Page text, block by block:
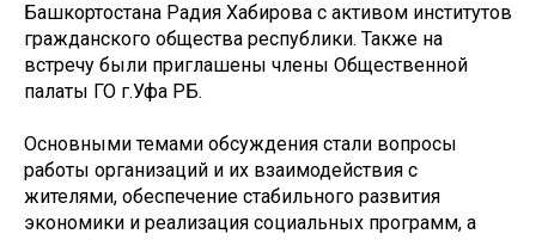
Башкортостана Радия Хабирова с активом институтов
гражданского общества республики. Также на
встречу были приглашены члены Общественной
палаты ГО г.Уфа РБ.
Основными темами обсуждения стали вопросы
работы организаций и их взаимодействия с
жителями, обеспечение стабильного развития
экономики и реализация социальных программ, а